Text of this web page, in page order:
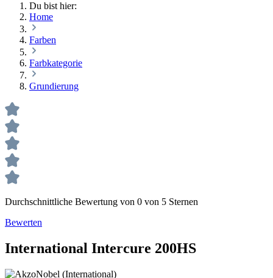
Du bist hier:
Home
Farben
Farbkategorie
Grundierung
Durchschnittliche Bewertung von 0 von 5 Sternen
Bewerten
International Intercure 200HS